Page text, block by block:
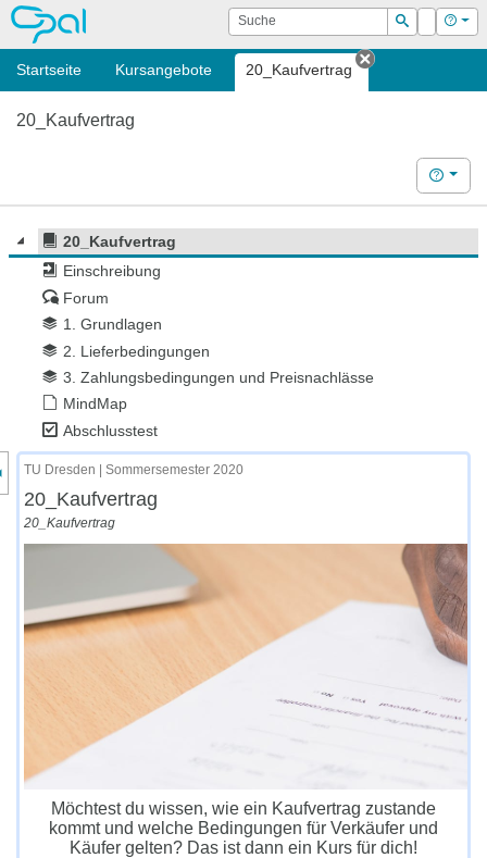
OPAL Suche
Suchen
Login Hilfe
Startseite Kursangebote 20_Kaufvertrag
Tab schließen
20_Kaufvertrag
Hilfe
20_Kaufvertrag
Einschreibung
Forum
1. Grundlagen
2. Lieferbedingungen
3. Zahlungsbedingungen und Preisnachlässe
MindMap
Abschlusstest
des Kursmenüs
TU Dresden | Sommersemester 2020
20_Kaufvertrag
20_Kaufvertrag
Möchtest du wissen, wie ein Kaufvertrag zustande
kommt und welche Bedingungen für Verkäufer und
Käufer gelten? Das ist dann ein Kurs für dich!